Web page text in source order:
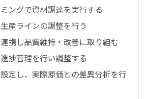
ングで資材調達を実行する
産ラインの調整を行う
携し品質維持・改善に取り組む
捗管理を行い調整する
定し、実際原価との差異分析を行